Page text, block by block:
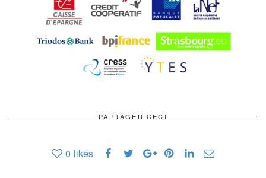
PARTAGER CECI
0 likes